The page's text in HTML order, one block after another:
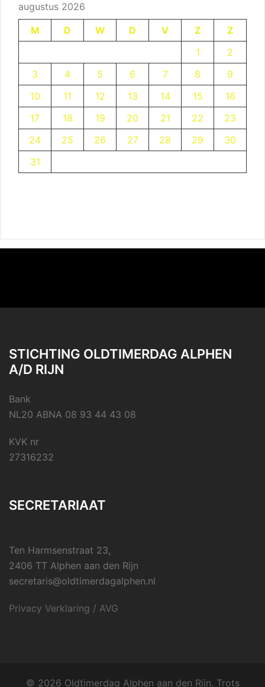
augustus 2026
M
D W D V Z
Z
1
2
3
4 5 6 7 8
9
10
11 12 13 14 15
16
17
18 19 20 21 22
23
24
25 26 27 28 29
30
31
STICHTING OLDTIMERDAG ALPHEN
A/D RIJN
Bank
NL20 ABNA 08 93 44 43 08
KVK nr
27316232
SECRETARIAAT
Ten Harmsenstraat 23,
2406 TT Alphen aan den Rijn
secretaris@oldtimerdagalphen.nl
Privacy Verklaring / AVG
© 2026 Oldtimerdag Alphen aan den Rijn. Trots